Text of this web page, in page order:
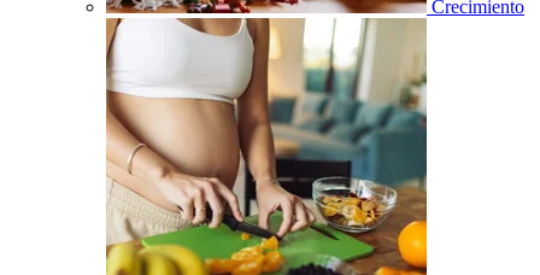
Crecimiento